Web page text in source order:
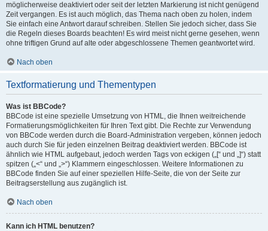
möglicherweise deaktiviert oder seit der letzten Markierung ist nicht genügend
Zeit vergangen. Es ist auch möglich, das Thema nach oben zu holen, indem
Sie einfach eine Antwort darauf schreiben. Stellen Sie jedoch sicher, dass Sie
die Regeln dieses Boards beachten! Es wird meist nicht gerne gesehen, wenn
ohne triftigen Grund auf alte oder abgeschlossene Themen geantwortet wird.
Nach oben
Textformatierung und Thementypen
Was ist BBCode?
BBCode ist eine spezielle Umsetzung von HTML, die Ihnen weitreichende
Formatierungsmöglichkeiten für Ihren Text gibt. Die Rechte zur Verwendung
von BBCode werden durch die Board-Administration vergeben, können jedoch
auch durch Sie für jeden einzelnen Beitrag deaktiviert werden. BBCode ist
ähnlich wie HTML aufgebaut, jedoch werden Tags von eckigen („[“ und „]“) statt
spitzen („<“ und „>“) Klammern eingeschlossen. Weitere Informationen zu
BBCode finden Sie auf einer speziellen Hilfe-Seite, die von der Seite zur
Beitragserstellung aus zugänglich ist.
Nach oben
Kann ich HTML benutzen?